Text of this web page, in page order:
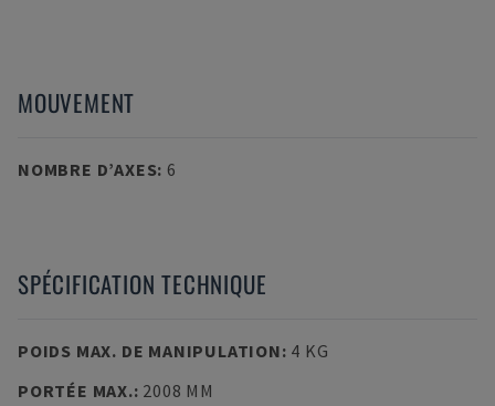
MOUVEMENT
NOMBRE D’AXES: 6
SPÉCIFICATION TECHNIQUE
POIDS MAX. DE MANIPULATION: 4 KG
PORTÉE MAX.: 2008 MM